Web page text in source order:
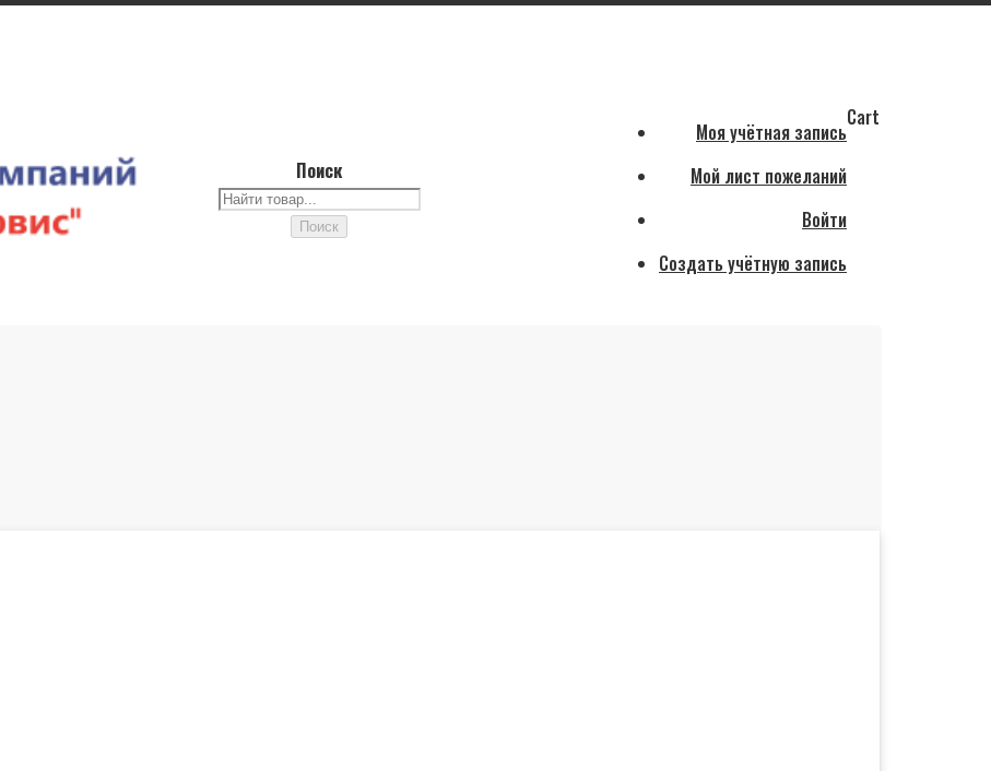
Поиск
Поиск
Поиск
Cart
Моя учётная запись
Мой лист пожеланий
Войти
Создать учётную запись